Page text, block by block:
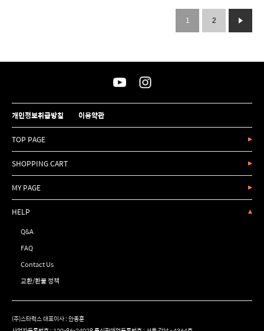
1 2
개인정보취급방침 이용약관
TOP PAGE
SHOPPING CART
MY PAGE
HELP
Q&A
FAQ
Contact Us
교환/환불 정책
(주)스타럭스 대표이사 : 안종훈